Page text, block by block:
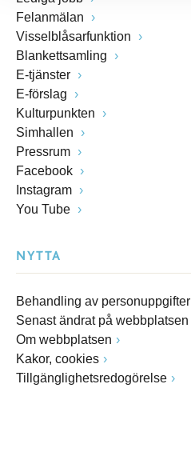
Felanmälan
Visselblåsarfunktion
Blankettsamling
E-tjänster
E-förslag
Kulturpunkten
Simhallen
Pressrum
Facebook
Instagram
You Tube
NYTTA
Behandling av personuppgifter
Senast ändrat på webbplatsen
Om webbplatsen
Kakor, cookies
Tillgänglighetsredogörelse